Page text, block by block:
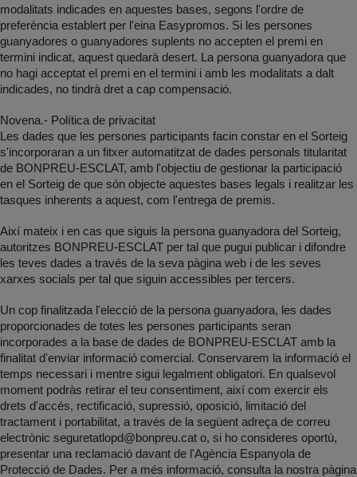
modalitats indicades en aquestes bases, segons l'ordre de
preferència establert per l'eina Easypromos. Si les persones
guanyadores o guanyadores suplents no accepten el premi en
termini indicat, aquest quedarà desert. La persona guanyadora que
no hagi acceptat el premi en el termini i amb les modalitats a dalt
indicades, no tindrà dret a cap compensació.
Novena.- Política de privacitat
Les dades que les persones participants facin constar en el Sorteig
s'incorporaran a un fitxer automatitzat de dades personals titularitat
de BONPREU-ESCLAT, amb l'objectiu de gestionar la participació
en el Sorteig de que són objecte aquestes bases legals i realitzar les
tasques inherents a aquest, com l'entrega de premis.
Així mateix i en cas que siguis la persona guanyadora del Sorteig,
autoritzes BONPREU-ESCLAT per tal que pugui publicar i difondre
les teves dades a través de la seva pàgina web i de les seves
xarxes socials per tal que siguin accessibles per tercers.
Un cop finalitzada l'elecció de la persona guanyadora, les dades
proporcionades de totes les persones participants seran
incorporades a la base de dades de BONPREU-ESCLAT amb la
finalitat d'enviar informació comercial. Conservarem la informació el
temps necessari i mentre sigui legalment obligatori. En qualsevol
moment podràs retirar el teu consentiment, així com exercir els
drets d'accés, rectificació, supressió, oposició, limitació del
tractament i portabilitat, a través de la següent adreça de correu
electrònic seguretatlopd@bonpreu.cat o, si ho consideres oportú,
presentar una reclamació davant de l'Agència Espanyola de
Protecció de Dades. Per a més informació, consulta la nostra pàgina